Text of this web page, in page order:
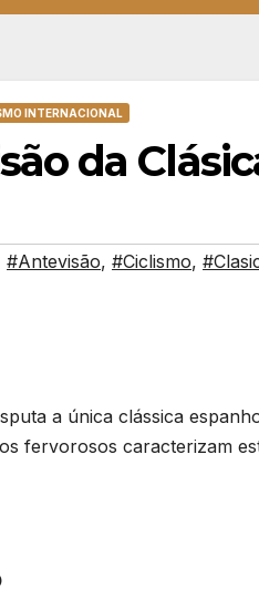
INTERNACIONAL
da
#Antevisão, #Ciclismo,
a única clássica
fervorosos caracterizam